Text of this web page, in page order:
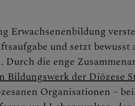
Erwachsenenbildung
und setzt
Durch die enge
Bildungswerk der Diözese
Organisationen –